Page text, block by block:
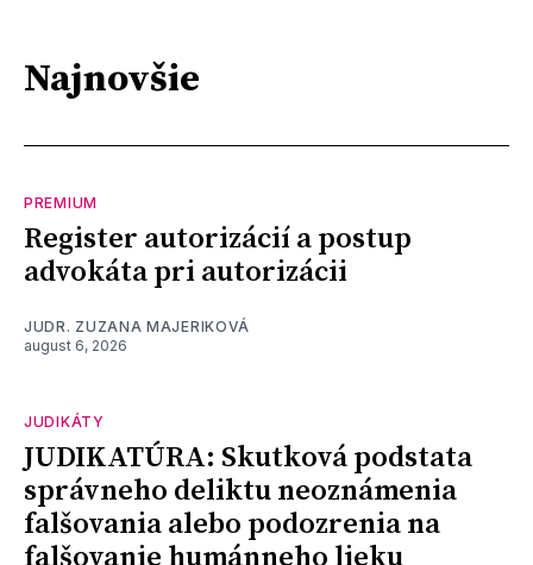
Najnovšie
PREMIUM
Register autorizácií a postup
advokáta pri autorizácii
JUDR. ZUZANA MAJERIKOVÁ
august 6, 2026
JUDIKÁTY
JUDIKATÚRA: Skutková podstata
správneho deliktu neoznámenia
falšovania alebo podozrenia na